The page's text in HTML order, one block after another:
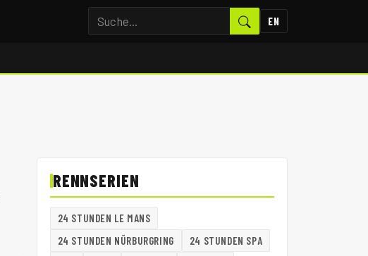
EN
RENNSERIEN
24 STUNDEN LE MANS
24 STUNDEN NÜRBURGRING
24 STUNDEN SPA